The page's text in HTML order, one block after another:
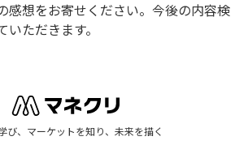
感想をお寄せください。今後の内容検
ただきます。
び、マーケットを知り、未来を描く